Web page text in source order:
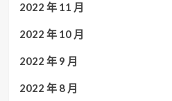
2022 年 11 月
2022 年 10 月
2022 年 9 月
2022 年 8 月